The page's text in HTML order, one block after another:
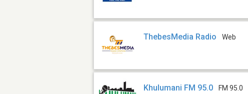
ThebesMedia Radio Web
Khulumani FM 95.0 FM 95.0